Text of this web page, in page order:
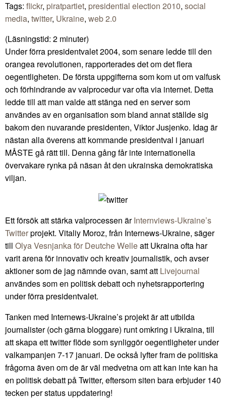
Tags: flickr, piratpartiet, presidential election 2010, social
media, twitter, Ukraine, web 2.0
(Läsningstid: 2 minuter)
Under förra presidentvalet 2004, som senare ledde till den
orangea revolutionen, rapporterades det om det flera
oegentligheten. De första uppgifterna som kom ut om valfusk
och förhindrande av valprocedur var ofta via internet. Detta
ledde till att man valde att stänga ned en server som
användes av en organisation som bland annat ställde sig
bakom den nuvarande presidenten, Viktor Jusjenko. Idag är
nästan alla överens att kommande presidentval i januari
MÅSTE gå rätt till. Denna gång får inte internationella
övervakare rynka på näsan åt den ukrainska demokratiska
viljan.
Ett försök att stärka valprocessen ärInternviews-Ukraine’s
Twitterprojekt. Vitaliy Moroz, från Internews-Ukraine, säger
till Olya Vesnjanka för Deutche Welleatt Ukraina ofta har
varit arena för innovativ och kreativ journalistik, och avser
aktioner som de jag nämnde ovan, samt att Livejournal
användes som en politisk debatt och nyhetsrapportering
under förra presidentvalet.
Tanken med Internews-Ukraine’s projekt är att utbilda
journalister (och gärna bloggare) runt omkring i Ukraina, till
att skapa ett twitter flöde som synliggör oegentligheter under
valkampanjen 7-17 januari. De också lyfter fram de politiska
frågorna även om de är väl medvetna om att kan inte kan ha
en politisk debatt på Twitter, eftersom siten bara erbjuder 140
tecken per status uppdatering!